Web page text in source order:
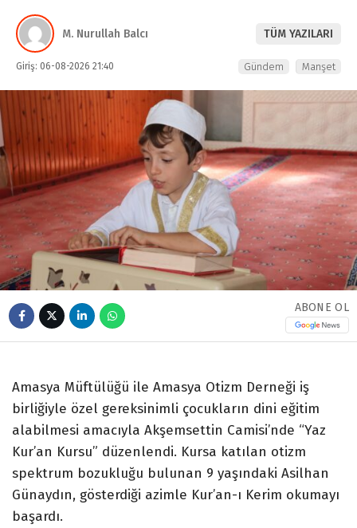
M. Nurullah Balcı TÜM YAZILARI
Giriş: 06-08-2026 21:40 Gündem Manşet
ABONE OL
Amasya Müftülüğü ile Amasya Otizm Derneği iş
birliğiyle özel gereksinimli çocukların dini eğitim
alabilmesi amacıyla Akşemsettin Camisi’nde “Yaz
Kur’an Kursu” düzenlendi. Kursa katılan otizm
spektrum bozukluğu bulunan 9 yaşındaki Asilhan
Günaydın, gösterdiği azimle Kur’an-ı Kerim okumayı
başardı.